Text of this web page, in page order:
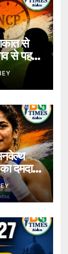
से
से पहले
दमदार